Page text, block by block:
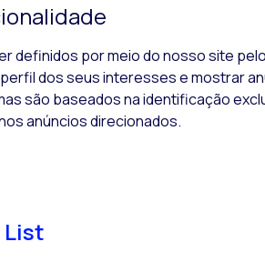
definidos por meio do nossosite
dos seus interesses e mostrar
são baseados na identificação
anúncios direcionados.
List